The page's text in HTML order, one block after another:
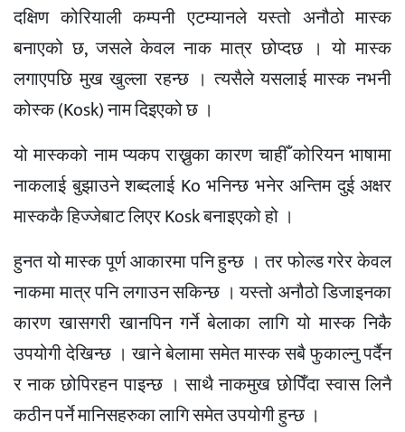
दक्षिण कोरियाली कम्पनी एटम्यानले यस्तो अनौठो मास्क
बनाएको छ, जसले केवल नाक मात्र छोप्दछ । यो मास्क
लगाएपछि मुख खुल्ला रहन्छ । त्यसैले यसलाई मास्क नभनी
कोस्क (Kosk) नाम दिइएको छ ।
यो मास्कको नाम प्यकप राख्नुका कारण चाहीँ कोरियन भाषामा
नाकलाई बुझाउने शब्दलाई Ko भनिन्छ भनेर अन्तिम दुई अक्षर
मास्ककै हिज्जेबाट लिएर Kosk बनाइएको हो ।
हुनत यो मास्क पूर्ण आकारमा पनि हुन्छ । तर फोल्ड गरेर केवल
नाकमा मात्र पनि लगाउन सकिन्छ । यस्तो अनौठो डिजाइनका
कारण खासगरी खानपिन गर्ने बेलाका लागि यो मास्क निकै
उपयोगी देखिन्छ । खाने बेलामा समेत मास्क सबै फुकाल्नु पर्दैन
र नाक छोपिरहन पाइन्छ । साथै नाकमुख छोपिँदा स्वास लिनै
कठीन पर्ने मानिसहरुका लागि समेत उपयोगी हुन्छ ।